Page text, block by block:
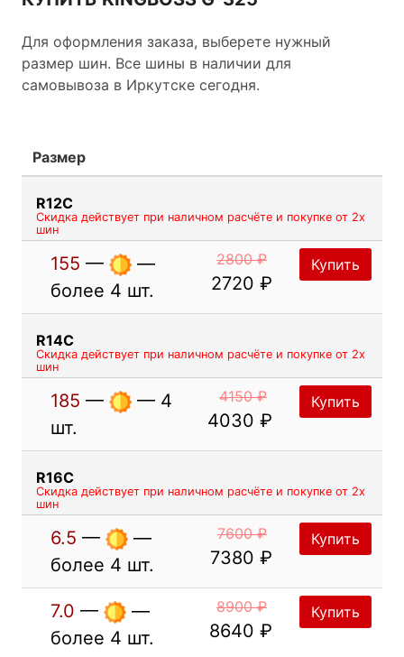
Для оформления заказа, выберете нужный
размер шин. Все шины в наличии для
самовывоза в Иркутске сегодня.
Размер
R12C
Скидка действует при наличном расчёте и покупке от 2х
шин
155 —
—
более 4 шт.
2800 ₽
2720 ₽
Купить
R14C
Скидка действует при наличном расчёте и покупке от 2х
шин
185 —
— 4
шт.
4150 ₽
4030 ₽
Купить
R16C
Скидка действует при наличном расчёте и покупке от 2х
шин
6.5 —
—
более 4 шт.
7600 ₽
7380 ₽
Купить
7.0 —
—
более 4 шт.
8900 ₽
8640 ₽
Купить